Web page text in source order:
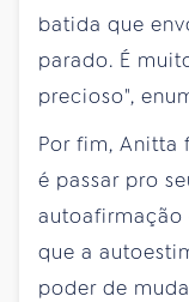
batida que
parado. É
precioso",
Por fim, Anitta
é passar pro
autoafirmação
que a
poder de